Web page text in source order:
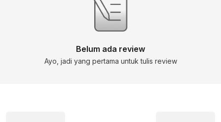
Belum ada review
Ayo, jadi yang pertama untuk tulis review